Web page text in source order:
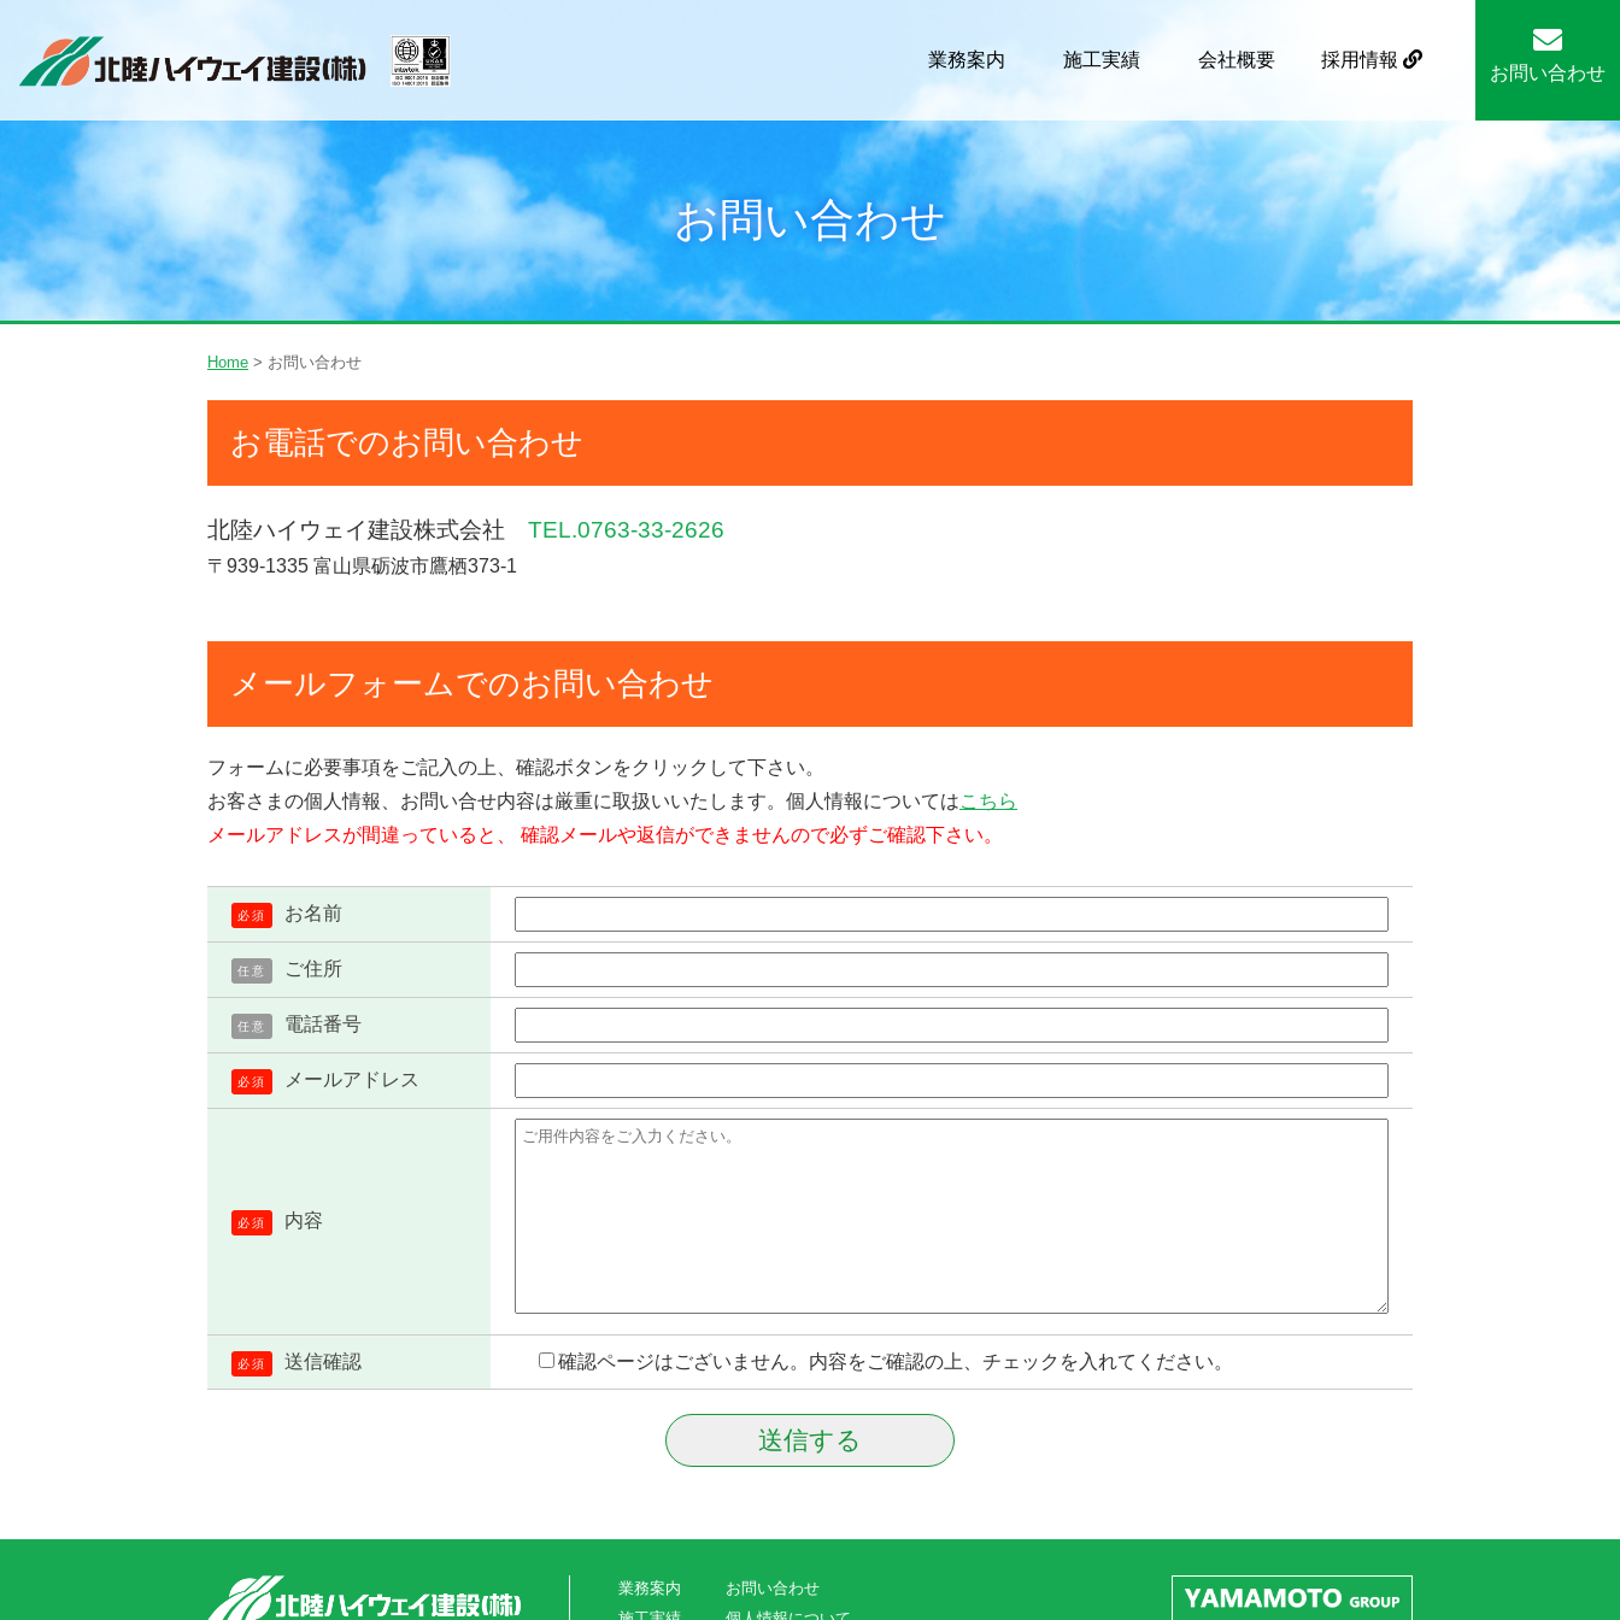
業務案内 施工実績 会社概要 採用情報
お問い合わせ
お問い合わせ
Home > お問い合わせ
お電話でのお問い合わせ
北陸ハイウェイ建設株式会社 TEL.0763-33-2626
〒939-1335 富山県砺波市鷹栖373-1
メールフォームでのお問い合わせ
フォームに必要事項をご記入の上、確認ボタンをクリックして下さい。
お客さまの個人情報、お問い合せ内容は厳重に取扱いいたします。個人情報についてはこちら
メールアドレスが間違っていると、 確認メールや返信ができませんので必ずご確認下さい。
必須 お名前
任意 ご住所
任意 電話番号
必須 メールアドレス
必須 内容
必須 送信確認 確認ページはございません。内容をご確認の上、チェックを入れてください。
業務案内
お問い合わせ